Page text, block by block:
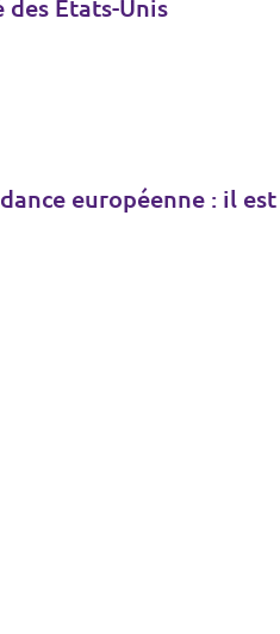
des États-Unis
européenne : il